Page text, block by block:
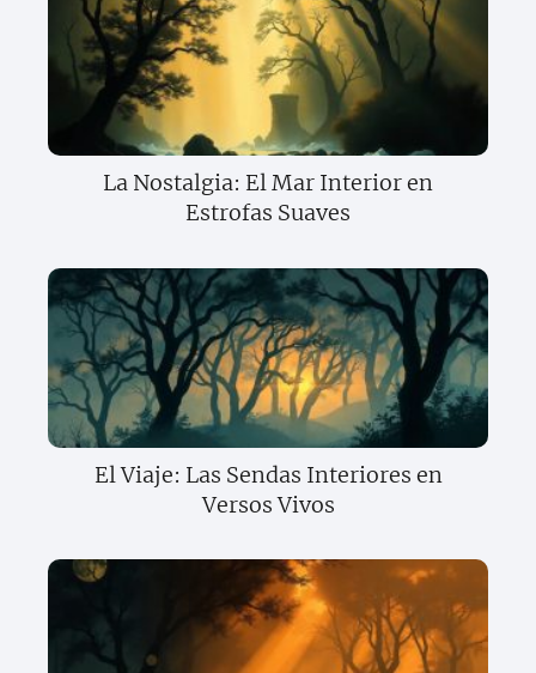
La Nostalgia: El Mar Interior en
Estrofas Suaves
El Viaje: Las Sendas Interiores en
Versos Vivos